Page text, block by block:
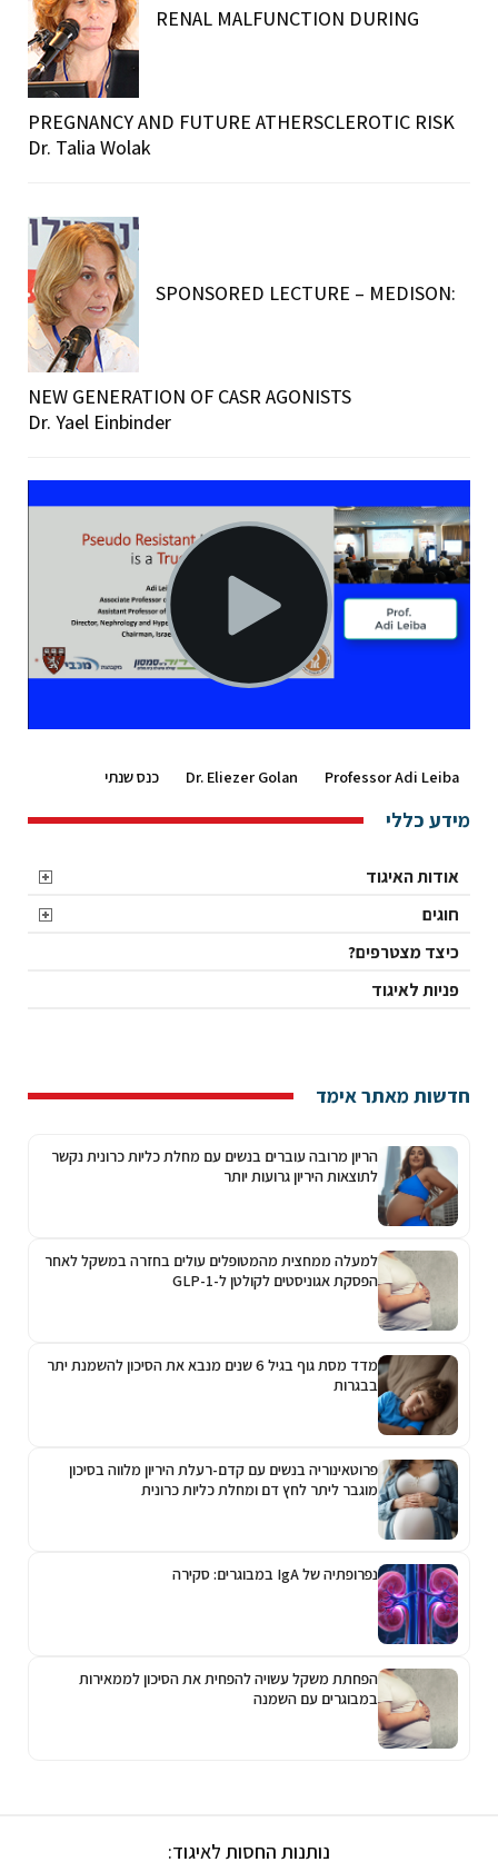
RENAL MALFUNCTION DURING
PREGNANCY AND FUTURE ATHERSCLEROTIC RISK
Dr. Talia Wolak
SPONSORED LECTURE – MEDISON:
NEW GENERATION OF CASR AGONISTS
Dr. Yael Einbinder
Dr. Eliezer Golan Professor Adi Leiba כנס שנתי
מידע כללי
אודות האיגוד
חוגים
כיצד מצטרפים?
פניות לאיגוד
חדשות מאתר אימד
הריון מרובה עוברים בנשים עם מחלת כליות כרונית נקשר
לתוצאות היריון גרועות יותר
למעלה ממחצית מהמטופלים עולים בחזרה במשקל לאחר
הפסקת אגוניסטים לקולטן ל-GLP-1
מדד מסת גוף בגיל 6 שנים מנבא את הסיכון להשמנת יתר
בבגרות
פרוטאינוריה בנשים עם קדם-רעלת היריון מלווה בסיכון
מוגבר ליתר לחץ דם ומחלת כליות כרונית
נפרופתיה של IgA במבוגרים: סקירה
הפחתת משקל עשויה להפחית את הסיכון לממאירות
במבוגרים עם השמנה
נותנות החסות לאיגוד: